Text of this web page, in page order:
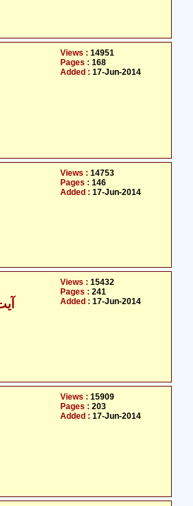
Views : 14951
Pages : 168
Added : 17-Jun-2014
Views : 14753
Pages : 146
Added : 17-Jun-2014
Views : 15432
Pages : 241
Added : 17-Jun-2014
Views : 15909
Pages : 203
Added : 17-Jun-2014